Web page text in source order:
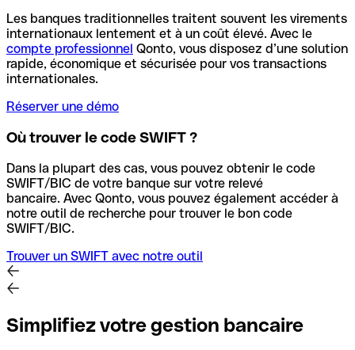
Les banques traditionnelles traitent souvent les virements
internationaux lentement et à un coût élevé. Avec le
compte professionnel Qonto, vous disposez d’une solution
rapide, économique et sécurisée pour vos transactions
internationales.
Réserver une démo
Où trouver le code SWIFT ?
Dans la plupart des cas, vous pouvez obtenir le code
SWIFT/BIC de votre banque sur votre relevé
bancaire. Avec Qonto, vous pouvez également accéder à
notre outil de recherche pour trouver le bon code
SWIFT/BIC.
Trouver un SWIFT avec notre outil
Simplifiez votre gestion bancaire